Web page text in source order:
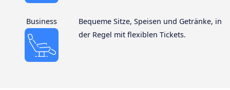
Business
Bequeme Sitze, Speisen und Getränke, in
der Regel mit flexiblen Tickets.